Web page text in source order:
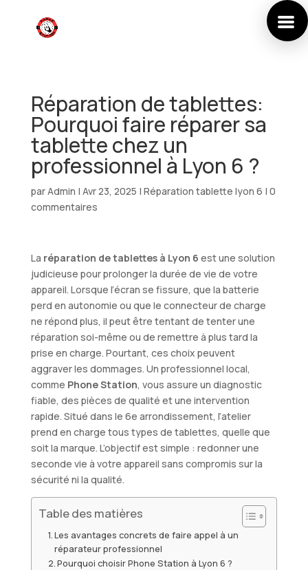
Réparation de tablettes:
Pourquoi faire réparer sa
tablette chez un
professionnel à Lyon 6 ?
parAdmin | Avr 23, 2025 | Réparation tablette lyon 6 | 0
commentaires
La réparation de tablettes à Lyon 6 est une solution
judicieuse pour prolonger la durée de vie de votre
appareil. Lorsque l’écran se fissure, que la batterie
perd en autonomie ou que le connecteur de charge
ne répond plus, il peut être tentant de tenter une
réparation soi-même ou de remettre à plus tard la
prise en charge. Pourtant, ces choix peuvent
aggraver les dommages. Un professionnel local,
comme Phone Station, vous assure un diagnostic
fiable, des pièces de qualité et une intervention
rapide. Situé dans le 6e arrondissement, l’atelier
prend en charge tous types de tablettes, quelle que
soit la marque. L’objectif est simple : redonner une
seconde vie à votre appareil sans compromis sur la
sécurité ni la qualité.
Table des matières
Les avantages concrets de faire appel à un
réparateur professionnel
Pourquoi choisir Phone Station à Lyon 6 ?